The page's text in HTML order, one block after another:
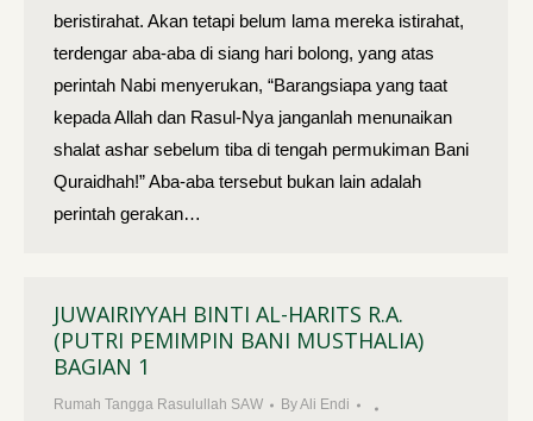
beristirahat. Akan tetapi belum lama mereka istirahat,
terdengar aba-aba di siang hari bolong, yang atas
perintah Nabi menyerukan, “Barangsiapa yang taat
kepada Allah dan Rasul-Nya janganlah menunaikan
shalat ashar sebelum tiba di tengah permukiman Bani
Quraidhah!” Aba-aba tersebut bukan lain adalah
perintah gerakan…
JUWAIRIYYAH BINTI AL-HARITS R.A.
(PUTRI PEMIMPIN BANI MUSTHALIA)
BAGIAN 1
Rumah Tangga Rasulullah SAW ByAli Endi